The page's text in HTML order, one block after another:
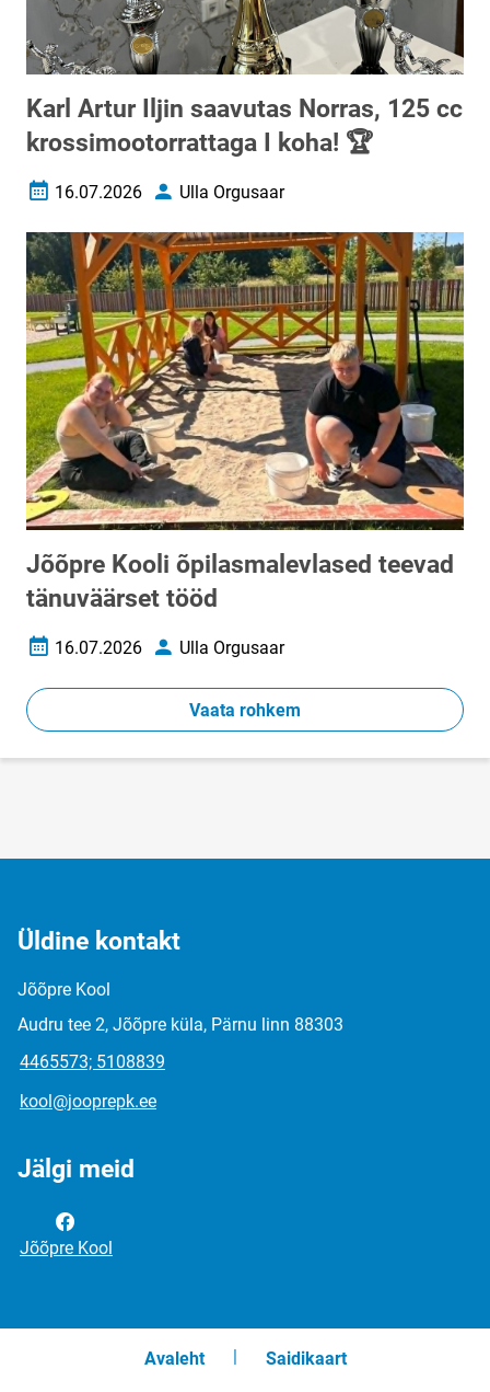
Karl Artur Iljin saavutas Norras, 125 cc
krossimootorrattaga I koha! 🏆
Loomise kuupäev
16.07.2026 AutorUlla Orgusaar
Jõõpre Kooli õpilasmalevlased teevad
tänuväärset tööd
Loomise kuupäev
16.07.2026 AutorUlla Orgusaar
Vaata rohkem
Üldine kontakt
Jõõpre Kool
Audru tee 2, Jõõpre küla, Pärnu linn 88303
4465573; 5108839
kool@jooprepk.ee
Jälgi meid
Jõõpre Kool
Avaleht Saidikaart